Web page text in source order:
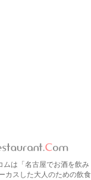
ムは「名古屋でお酒を飲み
カスした大人のための飲食